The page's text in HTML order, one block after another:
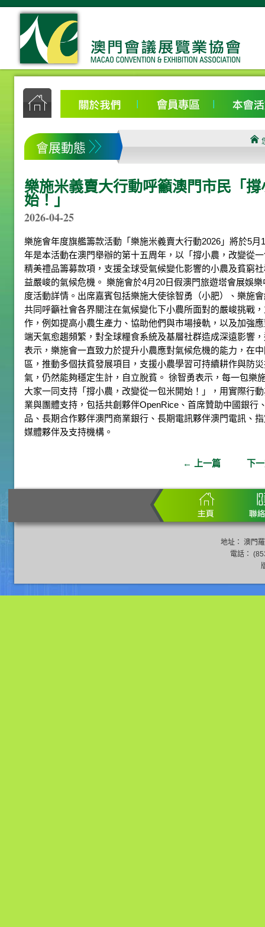
會展動態
樂施米義賣大行動呼籲澳門市民「
始！」
2026-04-25
樂施會年度旗艦籌款活動「樂施米義賣大行動2026」將於5
年是本活動在澳門舉辦的第十五周年，以「撐小農，改變從
精美禮品籌募款項，支援全球受氣候變化影響的小農及貧窮
益嚴峻的氣候危機。 樂施會於4月20日假澳門旅遊塔會展娛
度活動詳情。出席嘉賓包括樂施大使徐智勇（小肥）、樂施
共同呼籲社會各界關注在氣候變化下小農所面對的嚴峻挑戰
作，例如提高小農生產力、協助他們與市場接軌，以及加強
端天氣愈趨頻繁，對全球糧食系統及基層社群造成深遠影響
表示，樂施會一直致力於提升小農應對氣候危機的能力，在
區，推動多個扶貧發展項目，支援小農學習可持續耕作與防
氣，仍然能夠穩定生計，自立脫貧。 徐智勇表示，每一包樂
大家一同支持「撐小農，改變從一包米開始！」，用實際行
業與團體支持，包括共創夥伴OpenRice、首席贊助中國銀行
品、長期合作夥伴澳門商業銀行、長期電訊夥伴澳門電訊、
媒體夥伴及支持機構。
← 上一篇 下
地址： 澳門
電話：